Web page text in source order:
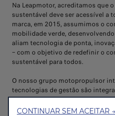
Na Leapmotor, acreditamos que
sustentável deve ser acessível a
marca, em 2015, assumimos o
mobilidade verde,
aliam tecnologia de ponta,
– com o objetivo de redefinir o
sustentável para todos.
O nosso grupo motopropulsor
tecnologias de gestão são
internamente. Fomos a primeira
a implementar, em larga escala, a
CONTINUAR SEM ACEITAR →